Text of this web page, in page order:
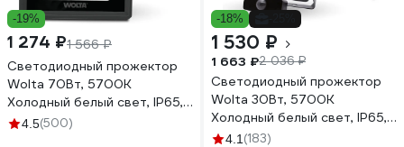
-19%
1 274 ₽1 566 ₽
Светодиодный прожектор
Wolta 70Вт, 5700К
Холодный белый свет, IP65,
IK08, 90лм/Вт WFL-70W/06
4.5(500)
-18%
1 530 ₽
1 663 ₽2 036 ₽
Светодиодный прожектор
Wolta 30Вт, 5700К
Холодный белый свет, IP65,
с датчиком движения 2700
4.1 (183)